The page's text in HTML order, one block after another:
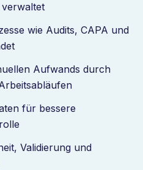
wie Audits, CAPA und
Aufwands durch
für bessere
Validierung und